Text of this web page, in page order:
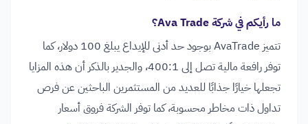
ما رأيكم في شركة Ava Trade؟
تتميز AvaTrade بوجود حد أدنى للإيداع يبلغ 100 دولار، كما
توفر رافعة مالية تصل إلى 400:1، والجدير بالذكر أن هذه المزايا
تجعلها خيارًا جذابًا للعديد من المستثمرين الباحثين عن فرص
تداول ذات مخاطر محسوبة، كما توفر الشركة فروق أسعار